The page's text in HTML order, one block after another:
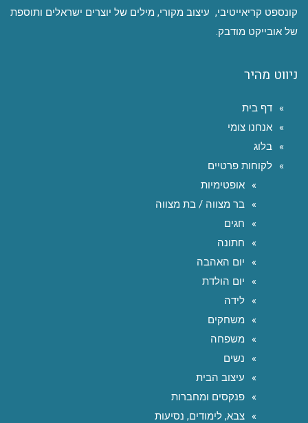
קונספט קריאייטיבי, עיצוב מקורי, מילים של יוצרים ישראלים ותוספת
של אובייקט מודבק.
ניווט מהיר
דף בית
אנחנו צומי
בלוג
לקוחות פרטיים
אופטימיות
בר מצווה / בת מצווה
חגים
חתונה
יום האהבה
יום הולדת
לידה
משחקים
משפחה
נשים
עיצוב הבית
פנקסים ומחברות
צבא, לימודים, נסיעות